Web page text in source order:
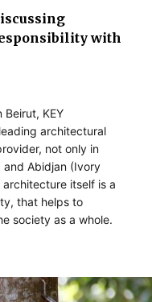
with
Beirut, KEY
architectural
not only in
and Abidjan (Ivory
itself is a
that helps to
society as a whole.